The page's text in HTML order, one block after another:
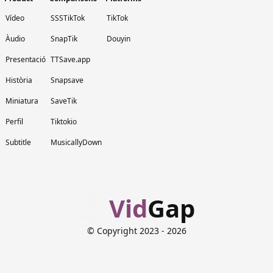
Vídeo
Àudio
Presentació
Història
Miniatura
Perfil
Subtitle
SSSTikTok
SnapTik
TTSave.app
Snapsave
SaveTik
Tiktokio
MusicallyDown
TikTok
Douyin
VidGap
© Copyright 2023 - 2026